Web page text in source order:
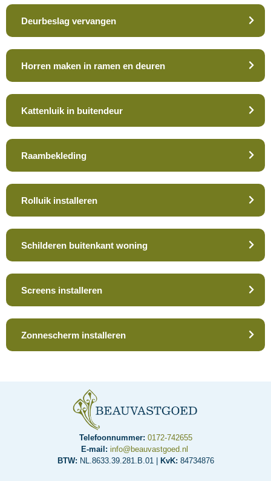
Deurbeslag vervangen
Horren maken in ramen en deuren
Kattenluik in buitendeur
Raambekleding
Rolluik installeren
Schilderen buitenkant woning
Screens installeren
Zonnescherm installeren
Telefoonnummer: 0172-742655
E-mail: info@beauvastgoed.nl
BTW: NL.8633.39.281.B.01 | KvK: 84734876